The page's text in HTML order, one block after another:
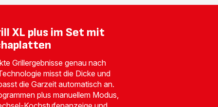
XL plus im Set mit
Grillergebnisse genau nach
misst die Dicke und
die Garzeit automatisch an.
plus manuellem Modus,